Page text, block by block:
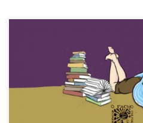
Recuperados en 2008 os premios
convocou O FACHO enos que
escritores e escritoras que hoxe fan
literatura galega de calidade e de
universais, realizase aconvocatoria